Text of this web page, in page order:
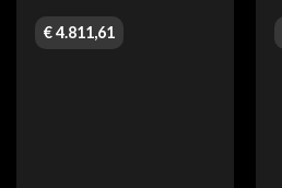
€4.811,61